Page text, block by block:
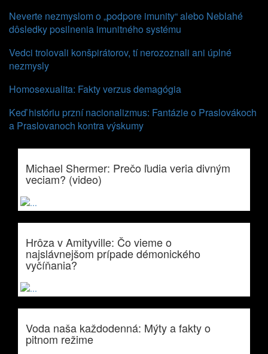
Neverte nezmyslom o „podpore imunity“ alebo Neblahé
dôsledky posilnenia imunitného systému
Vedci trolovali konšpirátorov, tí nerozoznali ani úplné
nezmysly
Homosexualita: Fakty verzus demagógia
Keď históriu przní nacionalizmus: Fantázie o Praslovákoch
a Praslovanoch kontra výskumy
Michael Shermer: Prečo ľudia veria divným
veciam? (video)
Hrôza v Amityville: Čo vieme o
najslávnejšom prípade démonického
vyčíňania?
Voda naša každodenná: Mýty a fakty o
pitnom režime